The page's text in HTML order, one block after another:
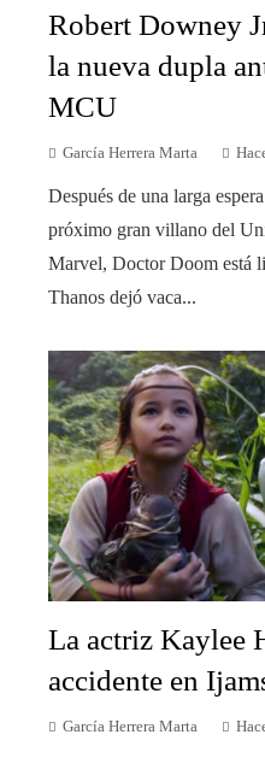
Robert Downey
la nueva dupla
MCU
García Herrera Marta
Después de una larga
próximo gran villano del
Marvel, Doctor Doom está
Thanos dejó vaca...
La actriz Kaylee
accidente en
García Herrera Marta